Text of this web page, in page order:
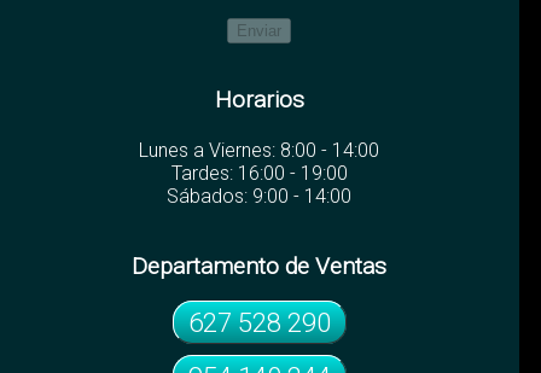
Horarios
Lunes a Viernes: 8:00 - 14:00
Tardes: 16:00 - 19:00
Sábados: 9:00 - 14:00
Departamento de Ventas
627 528 290